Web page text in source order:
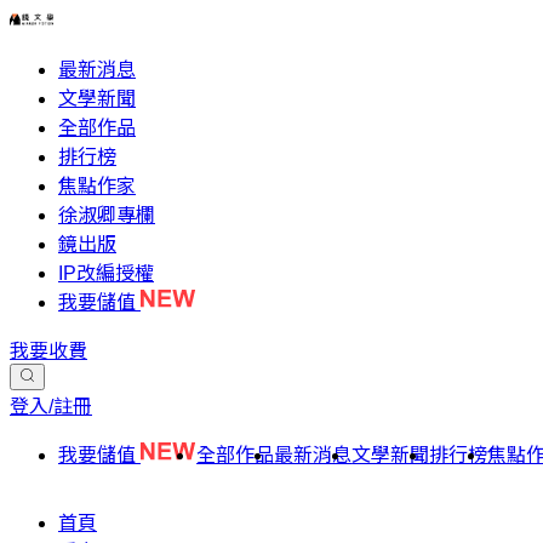
最新消息
文學新聞
全部作品
排行榜
焦點作家
徐淑卿專欄
鏡出版
IP改編授權
我要儲值
我要收費
登入/註冊
我要儲值 全部作品最新消息文學新聞排行榜焦點
首頁